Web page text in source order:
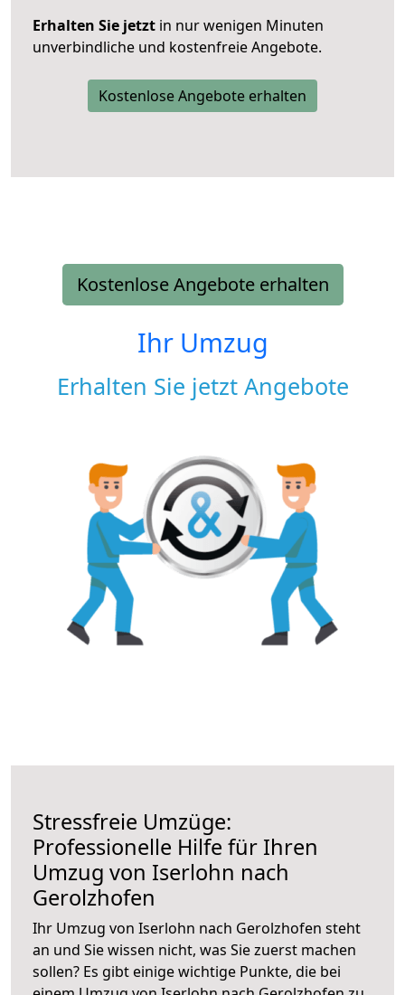
Erhalten Sie jetzt in nur wenigen Minuten
unverbindliche und kostenfreie Angebote.
Kostenlose Angebote erhalten
Kostenlose Angebote erhalten
Ihr Umzug
Erhalten Sie jetzt Angebote
Stressfreie Umzüge:
Professionelle Hilfe für Ihren
Umzug von Iserlohn nach
Gerolzhofen
Ihr Umzug von Iserlohn nach Gerolzhofen steht
an und Sie wissen nicht, was Sie zuerst machen
sollen? Es gibt einige wichtige Punkte, die bei